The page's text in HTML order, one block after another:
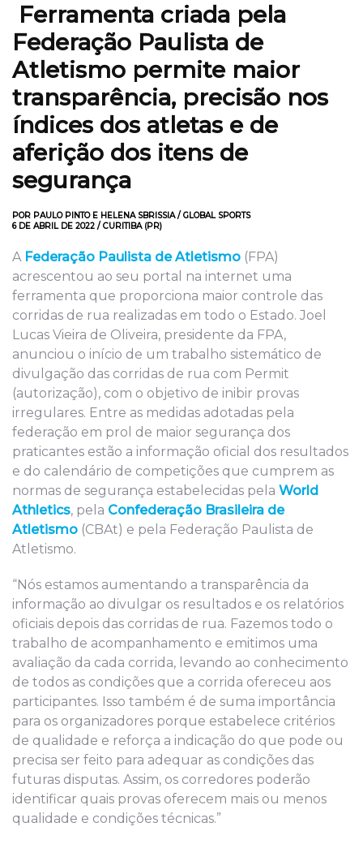
Ferramenta criada pela
Federação Paulista de
Atletismo permite maior
transparência, precisão nos
índices dos atletas e de
aferição dos itens de
segurança
POR PAULO PINTO E HELENA SBRISSIA / GLOBAL SPORTS
6 DE ABRIL DE 2022 / CURITIBA (PR)
A Federação Paulista de Atletismo (FPA)
acrescentou ao seu portal na internet uma
ferramenta que proporciona maior controle das
corridas de rua realizadas em todo o Estado. Joel
Lucas Vieira de Oliveira, presidente da FPA,
anunciou o início de um trabalho sistemático de
divulgação das corridas de rua com Permit
(autorização), com o objetivo de inibir provas
irregulares. Entre as medidas adotadas pela
federação em prol de maior segurança dos
praticantes estão a informação oficial dos resultados
e do calendário de competições que cumprem as
normas de segurança estabelecidas pela World
Athletics, pela Confederação Brasileira de
Atletismo (CBAt) e pela Federação Paulista de
Atletismo.
“Nós estamos aumentando a transparência da
informação ao divulgar os resultados e os relatórios
oficiais depois das corridas de rua. Fazemos todo o
trabalho de acompanhamento e emitimos uma
avaliação da cada corrida, levando ao conhecimento
de todos as condições que a corrida ofereceu aos
participantes. Isso também é de suma importância
para os organizadores porque estabelece critérios
de qualidade e reforça a indicação do que pode ou
precisa ser feito para adequar as condições das
futuras disputas. Assim, os corredores poderão
identificar quais provas oferecem mais ou menos
qualidade e condições técnicas.”